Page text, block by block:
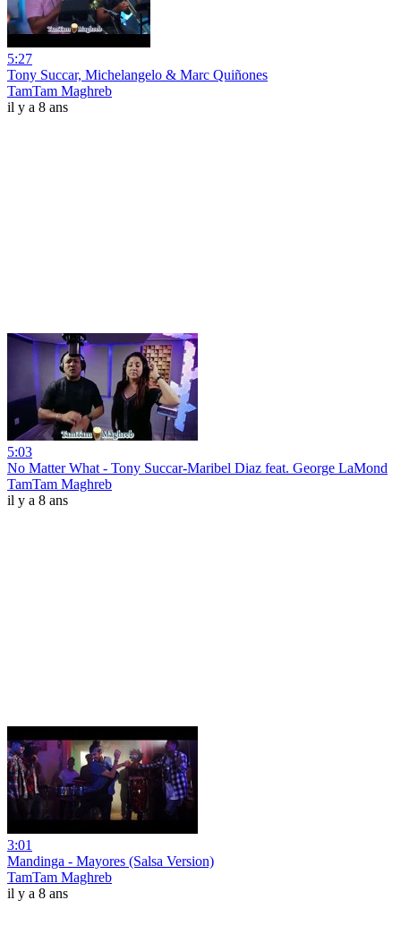
5:27
Tony Succar, Michelangelo & Marc Quiñones
TamTam Maghreb
il y a 8 ans
5:03
No Matter What - Tony Succar-Maribel Diaz feat. George LaMond
TamTam Maghreb
il y a 8 ans
3:01
Mandinga - Mayores (Salsa Version)
TamTam Maghreb
il y a 8 ans